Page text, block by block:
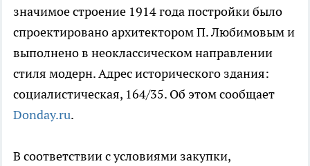
значимое строение 1914 года постройки было
спроектировано архитектором П. Любимовым и
выполнено в неоклассическом направлении
стиля модерн. Адрес исторического здания:
социалистическая, 164/35. Об этом сообщает
Donday.ru.
В соответствии с условиями закупки,